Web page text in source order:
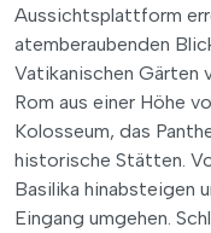
Aussichtsplattform
atemberaubenden
Vatikanischen Gärten
Rom aus einer Höhe
Kolosseum, das
historische Stätten.
Basilika hinabsteigen
Eingang umgehen.